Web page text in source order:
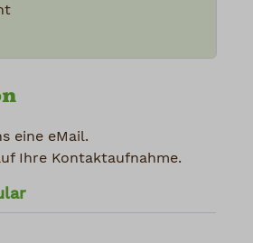
eine eMail.
Ihre Kontaktaufnahme.